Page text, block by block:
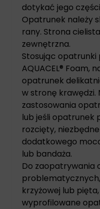
dotykać jego
Opatrunek należy
rany. Strona
zewnętrzna.
Stosując
AQUACEL® Foam,
opatrunek
w stronę
zastosowania
lub jeśli opatrunek
rozcięty,
dodatkowego
lub bandaża.
Do zaopatrywania
krzyżowej lub
wyprofilowane